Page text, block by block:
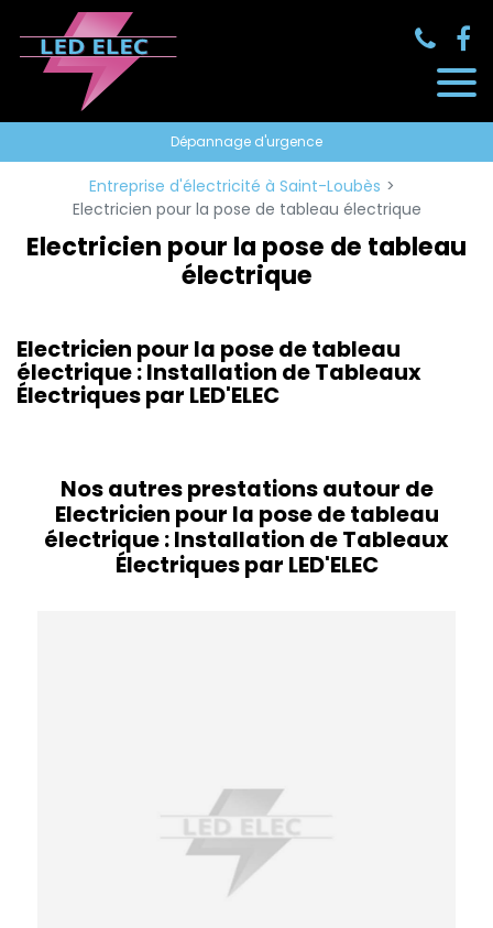
Dépannage d'urgence
Entreprise d'électricité à Saint-Loubès
Electricien pour la pose de tableau électrique
Electricien pour la pose de tableau
électrique
Electricien pour la pose de tableau
électrique : Installation de Tableaux
Électriques par LED'ELEC
Nos autres prestations autour de
Electricien pour la pose de tableau
électrique : Installation de Tableaux
Électriques par LED'ELEC
Panneau de gestion des cookies